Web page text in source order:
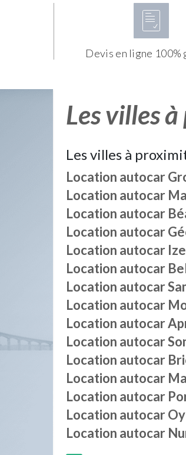
Devis en ligne
Les villes
Les villes à
Location autocar
Location autocar
Location autocar
Location autocar
Location autocar
Location autocar
Location autocar
Location autocar
Location autocar
Location autocar
Location autocar
Location autocar
Location autocar
Location autocar
Location autocar